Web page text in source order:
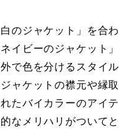
のジャケット」を合わ
イビーのジャケット」
で色を分けるスタイル
ャケットの襟元や縁取
たバイカラーのアイテ
なメリハリがついてと